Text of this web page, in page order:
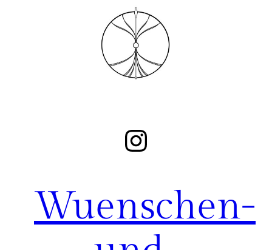
Instagram
Wuenschen-